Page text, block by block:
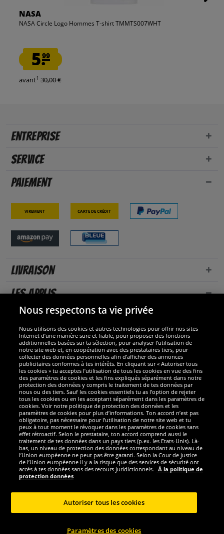
NASA
NASA Circle Logo Hommes T-shirt TMMTS007WHT
5.99
avant1 30,00 €
Entreprise
Service
Paiement
Virement Carte de crédit
Livraison
Les applis
Sécurité
Nous sommes excellents
Nous respectons ta vie privée
Nous utilisons des cookies et autres technologies pour offrir nos sites
Internet d’une manière sure et fiable, pour proposer des fonctions
additionnelles basées sur ta sélection, pour analyser l’utilisation de
notre site web et, en coopération avec des prestataires tiers, pour
collecter des données personnelles afin d’afficher des annonces
publicitaires conformes à tes intérêts. En cliquant sur « Autoriser tous
les cookies » tu acceptes l’utilisation de tous les cookies en vue des fins
des paramètres de cookies et les fins expliqués séparément dans notre
protection des données y compris le traitement de tes données par
nous ou des tiers. Sauf les cookies essentiels tu as l’option de rejeter
tous les cookies ou en les acceptant séparément dans les paramètres de
cookies. Voir notre politique de protection des données et les
paramètres de cookies pour plus d’informations. Ton accord n’est pas
obligatoire, pas nécessaire pour l’utilisation de notre site web et tu
peux à tout moment le révoquer dans les paramètres de cookies sans
effet rétroactif. Selon le prestataire, ton accord comprend aussi le
traitement de tes données dans un pays tiers (p.ex. les Etats-Unis). Là-
bas, un niveau de protection des données correspondant au niveau de
l’Union européenne ne peut pas être garanti. Selon la Cour de justice
de l’Union européenne il y a la risque que des services de sécurité ont
accès à tes données sans des recours juridictionnels. À la politique de
protection données
Paramètres des cookies
Autoriser tous les cookies